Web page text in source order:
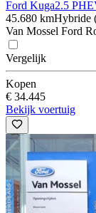
Ford Kuga2.5
45.680 kmHybride
Van Mossel Ford
Vergelijk
Kopen
€ 34.445
Bekijk voertuig